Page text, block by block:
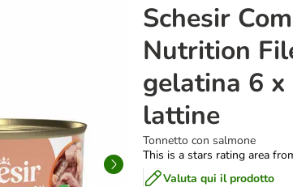
Schesir
Nutrition
gelatina 6 x
lattine
Tonnetto con salmone
This is a stars rating area
Valuta qui il prodotto